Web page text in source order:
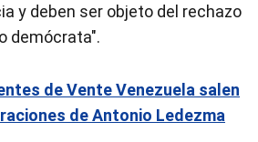
y deben ser objeto del rechazo
demócrata".
de Vente Venezuela salen
de Antonio Ledezma